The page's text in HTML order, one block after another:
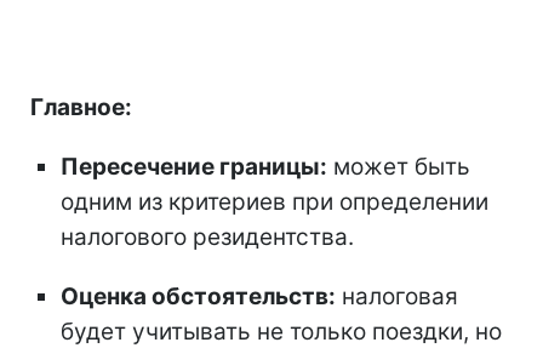
Главное:
Пересечение границы: может быть
одним из критериев при определении
налогового резидентства.
Оценка обстоятельств: налоговая
будет учитывать не только поездки, но